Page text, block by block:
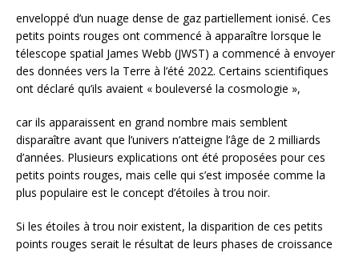
enveloppé d’un nuage dense de gaz partiellement ionisé. Ces
petits points rouges ont commencé à apparaître lorsque le
télescope spatial James Webb (JWST) a commencé à envoyer
des données vers la Terre à l’été 2022. Certains scientifiques
ont déclaré qu’ils avaient « bouleversé la cosmologie »,
car ils apparaissent en grand nombre mais semblent
disparaître avant que l’univers n’atteigne l’âge de 2 milliards
d’années. Plusieurs explications ont été proposées pour ces
petits points rouges, mais celle qui s’est imposée comme la
plus populaire est le concept d’étoiles à trou noir.
Si les étoiles à trou noir existent, la disparition de ces petits
points rouges serait le résultat de leurs phases de croissance